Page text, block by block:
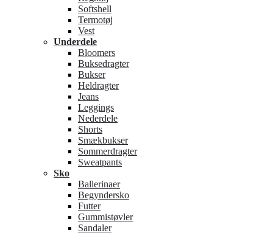
Softshell
Termotøj
Vest
Underdele
Bloomers
Buksedragter
Bukser
Heldragter
Jeans
Leggings
Nederdele
Shorts
Smækbukser
Sommerdragter
Sweatpants
Sko
Ballerinaer
Begyndersko
Futter
Gummistøvler
Sandaler